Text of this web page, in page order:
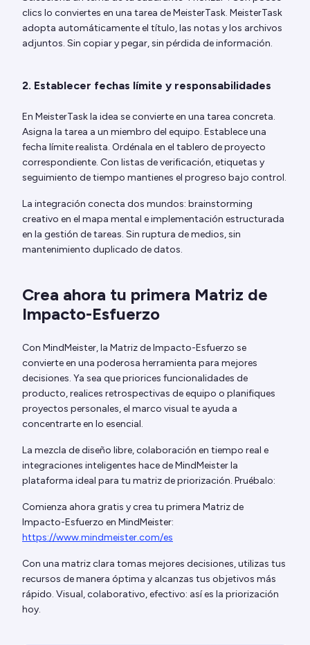
clics lo conviertes en una tarea de MeisterTask. MeisterTask
adopta automáticamente el título, las notas y los archivos
adjuntos. Sin copiar y pegar, sin pérdida de información.
2. Establecer fechas límite y responsabilidades
En MeisterTask la idea se convierte en una tarea concreta.
Asigna la tarea a un miembro del equipo. Establece una
fecha límite realista. Ordénala en el tablero de proyecto
correspondiente. Con listas de verificación, etiquetas y
seguimiento de tiempo mantienes el progreso bajo control.
La integración conecta dos mundos: brainstorming
creativo en el mapa mental e implementación estructurada
en la gestión de tareas. Sin ruptura de medios, sin
mantenimiento duplicado de datos.
Crea ahora tu primera Matriz de
Impacto-Esfuerzo
Con MindMeister, la Matriz de Impacto-Esfuerzo se
convierte en una poderosa herramienta para mejores
decisiones. Ya sea que priorices funcionalidades de
producto, realices retrospectivas de equipo o planifiques
proyectos personales, el marco visual te ayuda a
concentrarte en lo esencial.
La mezcla de diseño libre, colaboración en tiempo real e
integraciones inteligentes hace de MindMeister la
plataforma ideal para tu matriz de priorización. Pruébalo:
Comienza ahora gratis y crea tu primera Matriz de
Impacto-Esfuerzo en MindMeister:
https://www.mindmeister.com/es
Con una matriz clara tomas mejores decisiones, utilizas tus
recursos de manera óptima y alcanzas tus objetivos más
rápido. Visual, colaborativo, efectivo: así es la priorización
hoy.